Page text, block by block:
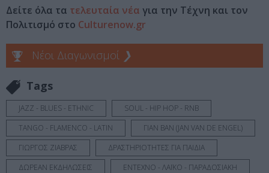
Δείτε όλα τα τελευταία νέα για την Τέχνη και τον
Πολιτισμό στο Culturenow.gr
Νέοι Διαγωνισμοί ❯
Tags
JAZZ - BLUES - ETHNIC
SOUL - HIP HOP - RNB
TANGO - FLAMENCO - LATIN
ΓΙΑΝ ΒΑΝ (JAN VAN DE ENGEL)
ΓΙΩΡΓΟΣ ΖΙΑΒΡΑΣ
ΔΡΑΣΤΗΡΙΟΤΗΤΕΣ ΓΙΑ ΠΑΙΔΙΑ
ΔΩΡΕΑΝ ΕΚΔΗΛΩΣΕΙΣ
ΕΝΤΕΧΝΟ - ΛΑΪΚΟ - ΠΑΡΑΔΟΣΙΑΚΗ